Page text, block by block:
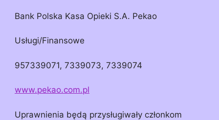
Bank Polska Kasa Opieki S.A. Pekao
Usługi/Finansowe
957339071, 7339073, 7339074
www.pekao.com.pl
Uprawnienia będą przysługiwały członkom